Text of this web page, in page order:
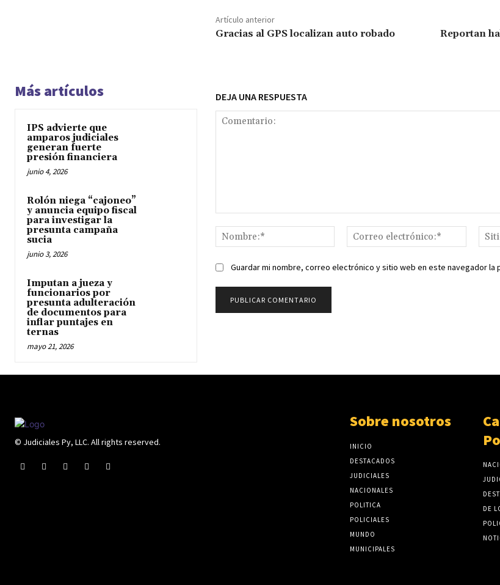
Artículo anterior
Gracias al GPS localizan auto robado
Reportan
Más artículos
IPS advierte que
amparos judiciales
generan fuerte
presión financiera
junio 4, 2026
Rolón niega “cajoneo”
y anuncia equipo fiscal
para investigar la
presunta campaña
sucia
junio 3, 2026
Imputan a jueza y
funcionarios por
presunta adulteración
de documentos para
inflar puntajes en
ternas
mayo 21, 2026
DEJA UNA RESPUESTA
Nombre:*
Correo
Guardar mi nombre, correo electrónico y sitio web en este navegador la
© Judiciales Py, LLC. All rights reserved.
Sobre nosotros
INICIO
DESTACADOS
JUDICIALES
NACIONALES
POLITICA
POLICIALES
MUNDO
MUNICIPALES
DE